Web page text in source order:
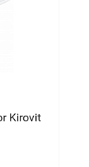
Kirovit